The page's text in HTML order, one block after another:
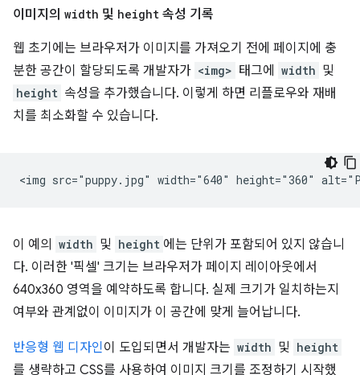
이미지의 width 및 height 속성 기록
웹 초기에는 브라우저가 이미지를 가져오기 전에 페이지에 충
분한 공간이 할당되도록 개발자가 <img> 태그에 width 및
height 속성을 추가했습니다. 이렇게 하면 리플로우와 재배
치를 최소화할 수 있습니다.
이 예의 width 및 height 에는 단위가 포함되어 있지 않습니
다. 이러한 '픽셀' 크기는 브라우저가 페이지 레이아웃에서
640x360 영역을 예약하도록 합니다. 실제 크기가 일치하는지
여부와 관계없이 이미지가 이 공간에 맞게 늘어납니다.
반응형 웹 디자인이 도입되면서 개발자는 width 및 height
를 생략하고 CSS를 사용하여 이미지 크기를 조정하기 시작했